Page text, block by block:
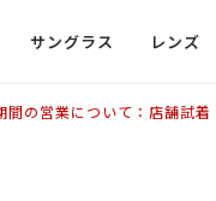
サングラス レンズ
間の営業について：店舗試